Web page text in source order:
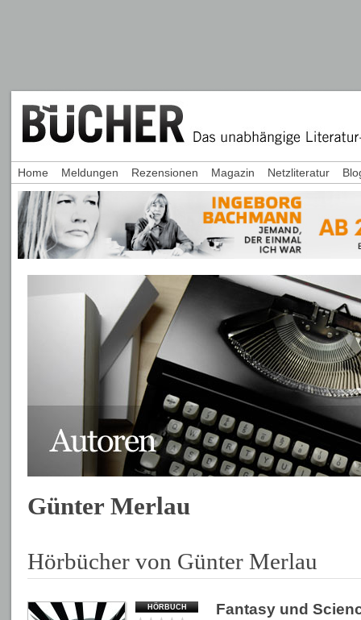
Günter Merlau
Hörbücher von Günter Merlau
HÖRBUCH
Fantasy und
Home Meldungen Rezensionen Magazin Netzliteratur